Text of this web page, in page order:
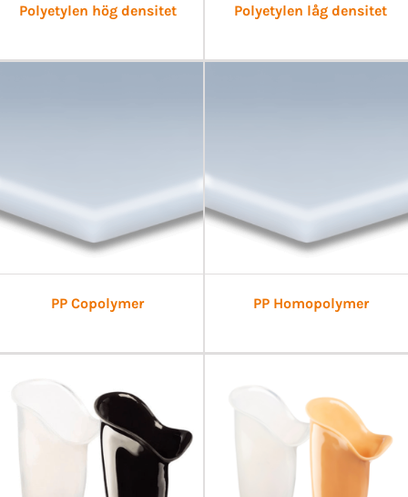
Polyetylen hög densitet Polyetylen låg densitet
PP Copolymer PP Homopolymer